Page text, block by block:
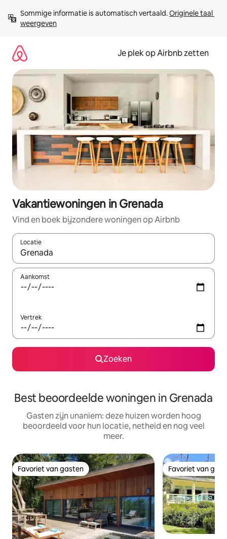
direct
naar
Sommige informatie is automatisch vertaald. Originele taal
weergeven
Je plek op Airbnb zetten
Vakantiewoningen in Grenada
Vind en boek bijzondere woningen op Airbnb
Locatie
Wanneer er resultaten beschikbaar zijn, maak je een keuze
Aankomst
Vertrek
Zoeken
Best beoordeelde woningen in Grenada
Gasten zijn unaniem: deze huizen worden hoog
beoordeeld voor hun locatie, netheid en nog veel
meer.
Favoriet van gasten
Favoriet van gasten Favoriet van
Favoriet van